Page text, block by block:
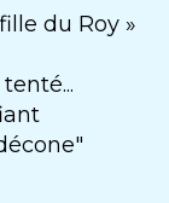
du Roy »